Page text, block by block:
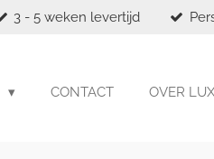
3 - 5 weken levertijd
CONTACT OVER